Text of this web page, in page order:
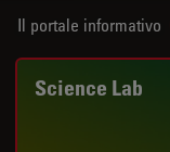
Il portale informativo
Science Lab